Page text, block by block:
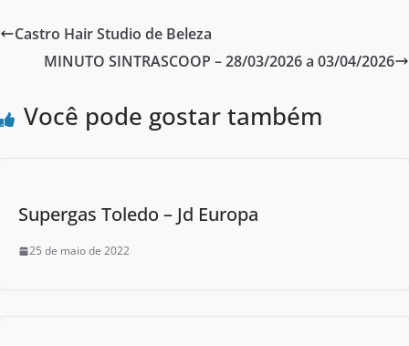
e
b
o
er e
Castro Hair Studio de Beleza
MINUTO SINTRASCOOP – 28/03/2026 a 03/04/2026
Você pode gostar também
Supergas Toledo – Jd Europa
25 de maio de 2022